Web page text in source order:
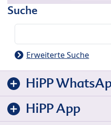
Suche
Erweiterte Suche
HiPP
HiPP App